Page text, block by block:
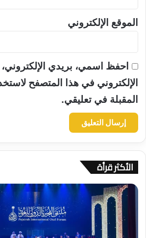
الموقع الإلكتروني
احفظ اسمي، بريدي
الإلكتروني في هذا المتصفح
المقبلة في تعليقي.
الأكثر قرأة